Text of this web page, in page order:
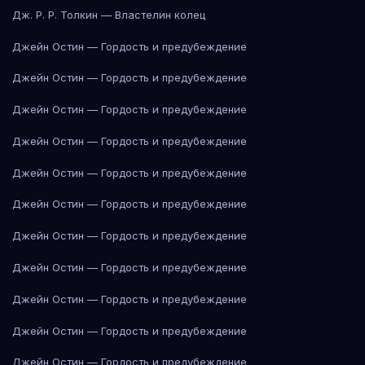
Дж. Р. Р. Толкин — Властелин колец
Джейн Остин — Гордость и предубеждение
Джейн Остин — Гордость и предубеждение
Джейн Остин — Гордость и предубеждение
Джейн Остин — Гордость и предубеждение
Джейн Остин — Гордость и предубеждение
Джейн Остин — Гордость и предубеждение
Джейн Остин — Гордость и предубеждение
Джейн Остин — Гордость и предубеждение
Джейн Остин — Гордость и предубеждение
Джейн Остин — Гордость и предубеждение
Джейн Остин — Гордость и предубеждение